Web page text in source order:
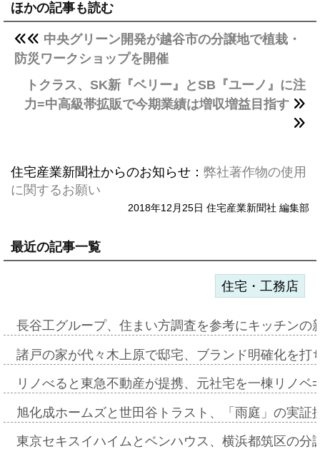
ほかの記事も読む
中央グリーン開発が越谷市の分譲地で植栽・
防災ワークショップを開催
トクラス、SK新『ベリー』とSB『ユーノ』に注
力=中高級帯拡販で今期業績は増収増益目指す
住宅産業新聞社からのお知らせ： 弊社著作物の使用
に関するお願い
2018年12月25日 住宅産業新聞社 編集部
最近の記事一覧
住宅・工務店
長谷工グループ、住まい方調査を参考にキッチン
諸戸の家が代々木上原で邸宅、ブランド明確化を
リノべると東急不動産が提携、元社宅を一棟リノ
旭化成ホームズと世田谷トラスト、「雨庭」の実
東京セキスイハイムとベンハウス、横浜都筑区の